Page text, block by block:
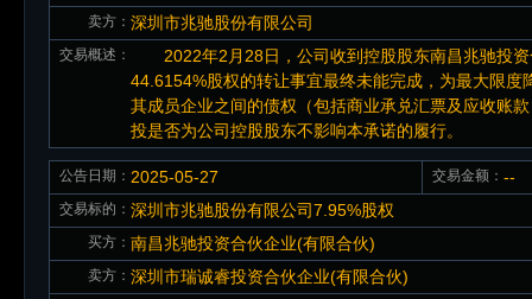
卖方： 深圳市兆驰股份有限公司
交易概述：
2022年2月28日，公司收到控股股东南昌兆驰投资
44.6154%股权的转让事宜最终未能完成，为最大限
其成员企业之间的债权（包括商业承兑汇票及应收账
投是否为公司控股股东不影响本承诺的履行。
公告日期： 2025-05-27 交易金额： --
交易标的： 深圳市兆驰股份有限公司7.95%股权
买方： 南昌兆驰投资合伙企业(有限合伙)
卖方： 深圳市瑞诚睿投资合伙企业(有限合伙)